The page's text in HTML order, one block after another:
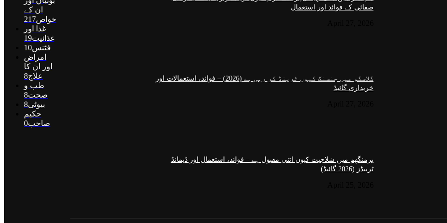
صفائی کے فوائد اور استعمال
گلاسگو میں جنسنگ کیوں ٹرینڈ کر رہی ہے (2026) – فوائد، استعمالات اور
خریداری گائیڈ
برمنگھم میں شلاجیت کیوں اتنی مقبول ہے – فوائد، استعمال اور ڈیمانڈ
ٹرینڈز (2026 گائیڈ)
ان کے
خواص217
غذا اور
غذائیت19
فٹنس10
امراض
اور ان کا
علاج8
طب و
صحت8
بیوٹی8
حکیم
صاحب0